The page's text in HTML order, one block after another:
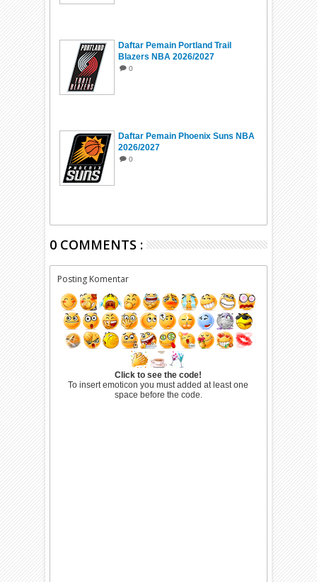
Daftar Pemain Portland Trail
Blazers NBA 2026/2027
0
Daftar Pemain Phoenix Suns NBA
2026/2027
0
0 COMMENTS :
Posting Komentar
Click to see the code!
To insert emoticon you must added at least one
space before the code.